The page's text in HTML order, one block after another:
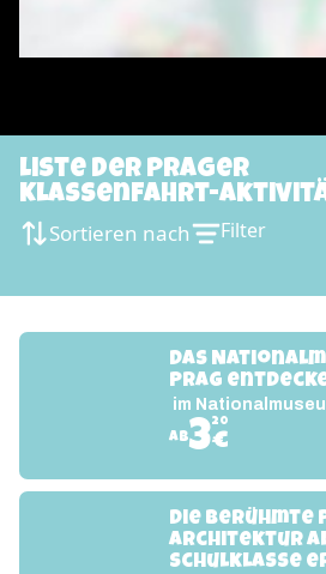
Liste Der Prager
Klassenfahrt-
Sortieren nach Filter
Das
Prag
im
ab320
€
Die berühmte
Architektur
Schulklasse